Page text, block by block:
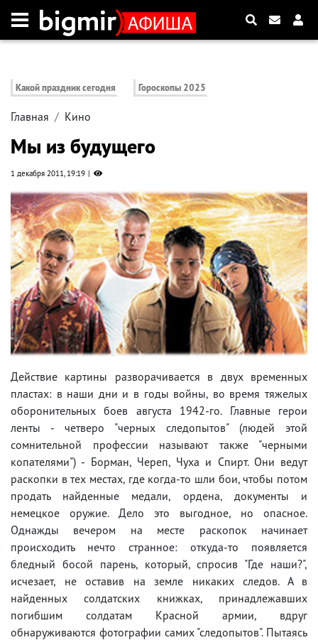
Какой праздник сегодня Гороскопы 2025
Главная Кино
Мы из будущего
1 декабря 2011, 19:19
Действие картины разворачивается в двух временных
пластах: в наши дни и в годы войны, во время тяжелых
оборонительных боев августа 1942-го. Главные герои
ленты - четверо "черных следопытов" (людей этой
сомнительной профессии называют также "черными
копателями") - Борман, Череп, Чуха и Спирт. Они ведут
раскопки в тех местах, где когда-то шли бои, чтобы потом
продать найденные медали, ордена, документы и
немецкое оружие. Дело это выгодное, но опасное.
Однажды вечером на месте раскопок начинает
происходить нечто странное: откуда-то появляется
бледный босой парень, который, спросив "Где наши?",
исчезает, не оставив на земле никаких следов. А в
найденных солдатских книжках, принадлежавших
погибшим солдатам Красной армии, вдруг
обнаруживаются фотографии самих "следопытов". Пытаясь